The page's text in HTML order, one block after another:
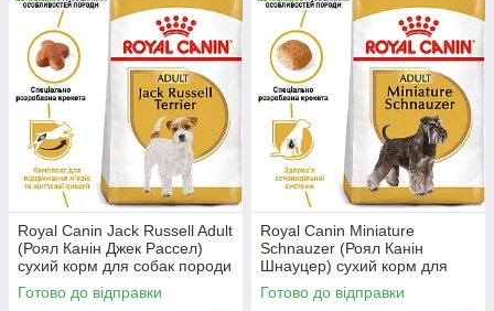
Royal Canin Jack Russell Adult
(Роял Канін Джек Рассел)
сухий корм для собак породи
Джек Рассел, 7.5 КГ
Готово до відправки
Royal Canin Miniature
Schnauzer (Роял Канін
Шнауцер) сухий корм для
дорослих собак породи
Цвергшнауцер, 7.5 КГ
Готово до відправки